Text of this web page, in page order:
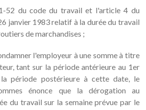
52 du code du travail et l'article 4 du
janvier 1983 relatif à la durée du travail
de marchandises ;
l'employeur à une somme à titre
tant sur la période antérieure au 1er
période postérieure à cette date, le
énonce que la dérogation au
du travail sur la semaine prévue par le